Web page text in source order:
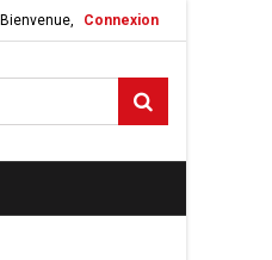
Bienvenue, Connexion